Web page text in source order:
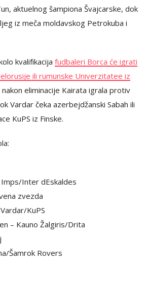
aktuelnog šampiona Švajcarske, dok
iz meča moldavskog Petrokuba i
kvalifikacija fudbaleri Borca će igrati
ili rumunske Univerzitatee iz
nakon eliminacije Kairata igrala protiv
Vardar čeka azerbejdžanski Sabah ili
KuPS iz Finske.
Imps/Inter dEskaldes
zvezda
KuPS
– Kauno Žalgiris/Drita
Šamrok Rovers